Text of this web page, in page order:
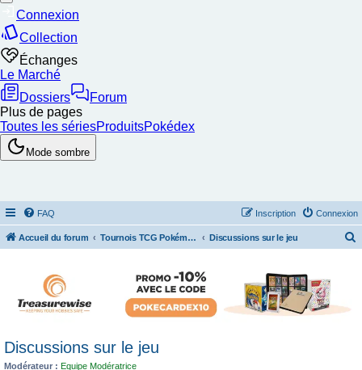
FAQ Connexion
Inscription
Accueil du forum Tournois TCG Pokémon & Stratégie Discussions sur le jeu
Discussions sur le jeu
Modérateur : Equipe Modératrice